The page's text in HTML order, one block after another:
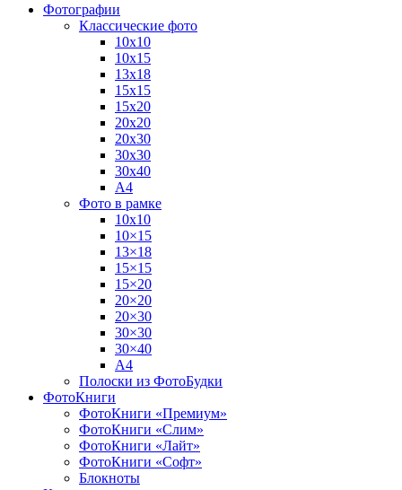
Фотографии
Классические фото
10х10
10х15
13х18
15х15
15х20
20х20
20х30
30х30
30х40
А4
Фото в рамке
10х10
10×15
13×18
15×15
15×20
20×20
20×30
30×30
30×40
A4
Полоски из ФотоБудки
ФотоКниги
ФотоКниги «Премиум»
ФотоКниги «Слим»
ФотоКниги «Лайт»
ФотоКниги «Софт»
Блокноты